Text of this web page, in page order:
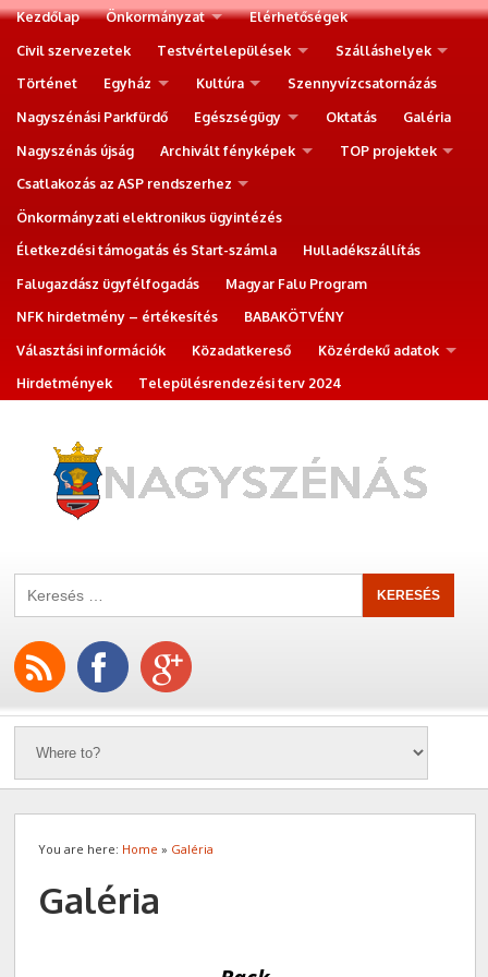
Kezdőlap Önkormányzat
Elérhetőségek
Civil szervezetek
Testvértelepülések
Szálláshelyek
Történet
Egyház Kultúra
Szennyvízcsatornázás
Nagyszénási Parkfürdő
Egészségügy Oktatás
Galéria
Nagyszénás újság
Archivált fényképek
TOP projektek
Csatlakozás az ASP rendszerhez
Önkormányzati elektronikus ügyintézés
Életkezdési támogatás és Start-számla
Hulladékszállítás
Falugazdász ügyfélfogadás
Magyar Falu Program
NFK hirdetmény – értékesítés
BABAKÖTVÉNY
Választási információk
Közadatkereső
Közérdekű adatok
Hirdetmények
Településrendezési terv 2024
You are here: Home » Galéria
Galéria